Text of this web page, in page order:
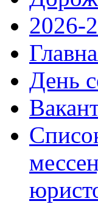
2026-
День